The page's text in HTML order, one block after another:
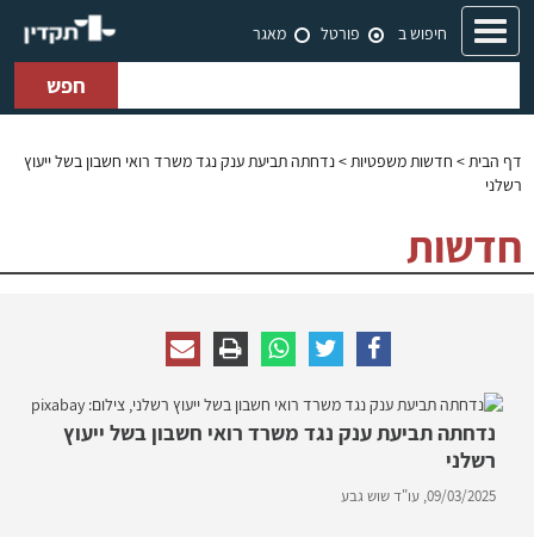
Toggle
navigation
חיפוש ב פורטל מאגר
חפש
דף הבית> חדשות משפטיות> נדחתה תביעת ענק נגד משרד רואי חשבון בשל ייעוץ
רשלני
חדשות
נדחתה תביעת ענק נגד משרד רואי חשבון בשל ייעוץ
רשלני
09/03/2025, עו"ד שוש גבע